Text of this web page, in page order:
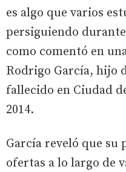
es algo que varios
persiguiendo
como comentó en
Rodrigo García, hijo
fallecido en Ciudad
2014.
García reveló que su
ofertas a lo largo de